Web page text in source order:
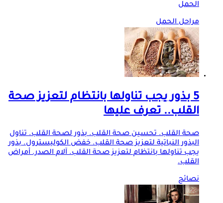
الحمل
مراحل الحمل
5 بذور يجب تناولها بانتظام لتعزيز صحة
القلب.. تعرف عليها
صحة القلب. تحسين صحة القلب. بذور لصحة القلب. تناول
البذور النباتية لتعزيز صحة القلب. خفض الكوليسترول. بذور
يجب تناولها بانتظام لتعزيز صحة القلب. آلام الصدر. أمراض
القلب.
نصائح